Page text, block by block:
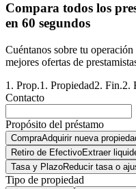
Compara todos los
en 60 segundos
Cuéntanos sobre tu
mejores ofertas de
1 . Prop.1 . Propiedad2. Fin.2.
Contacto
Propósito del préstamo
CompraAdquirir nueva
Retiro de EfectivoExtraer
Tasa y PlazoReducir tasa o
Tipo de propiedad